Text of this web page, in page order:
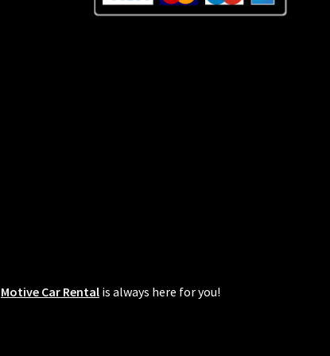
Motive Car Rentalis always here for you!